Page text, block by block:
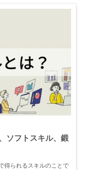
ソフトスキル、鍛
得られるスキルのことで